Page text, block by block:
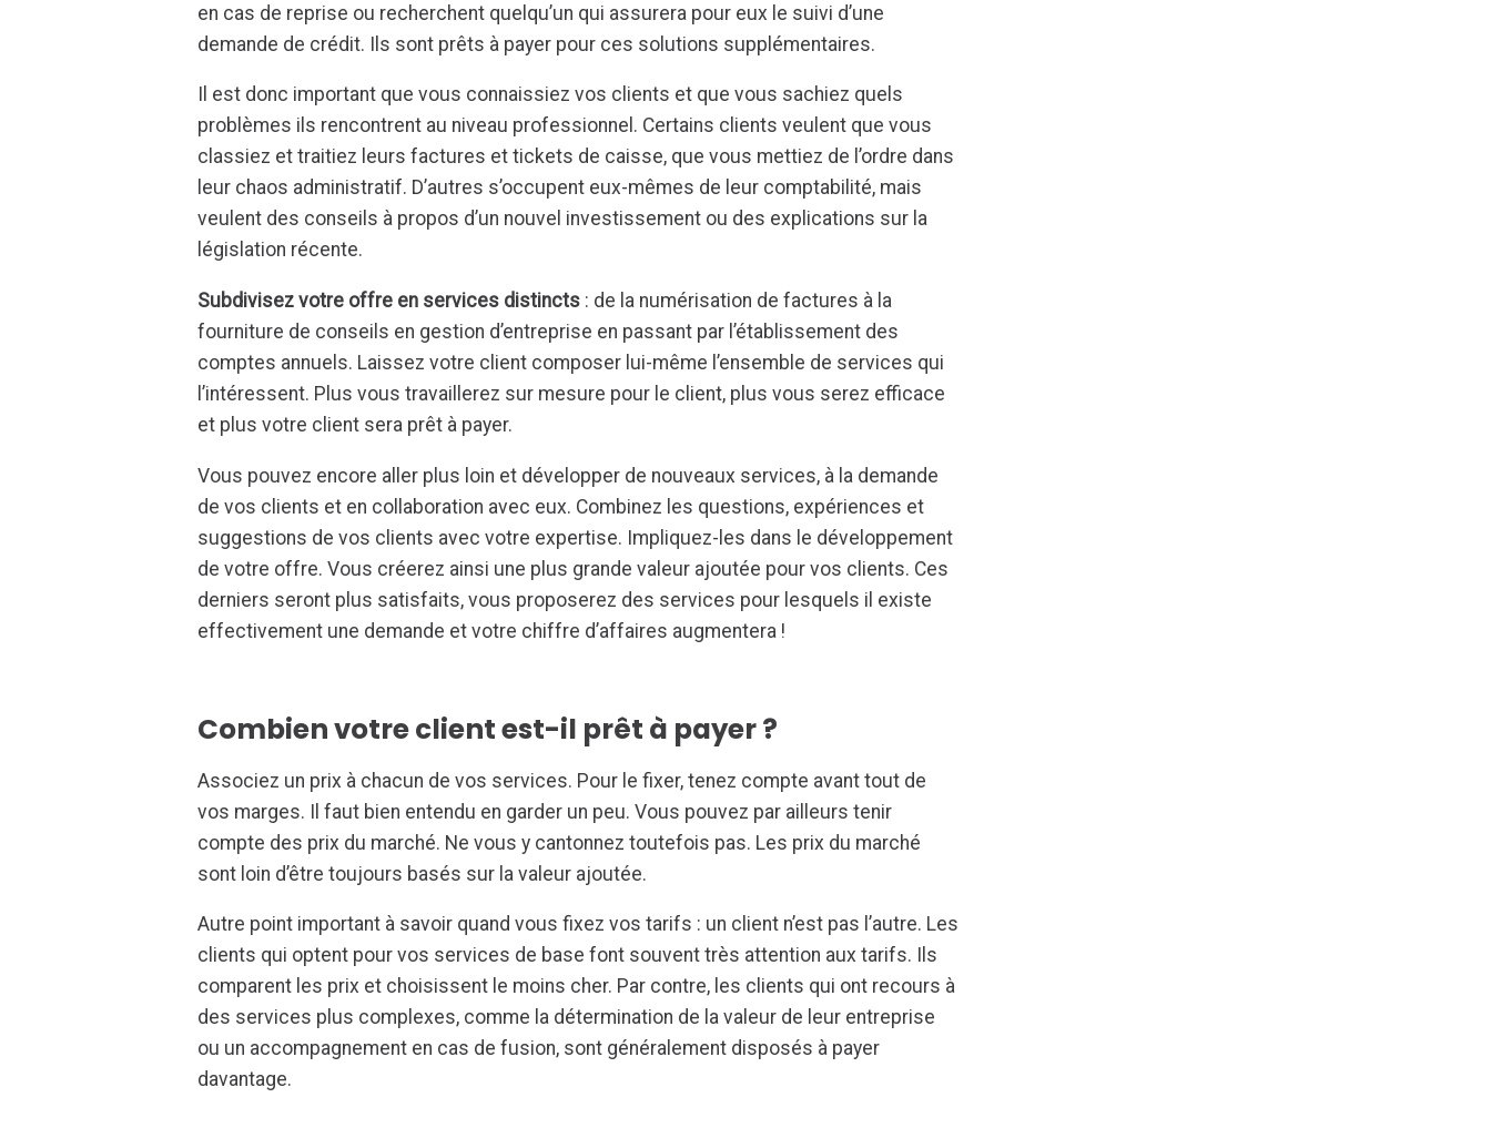
en cas de reprise ou recherchent quelqu’un qui assurera pour eux le suivi d’une
demande de crédit. Ils sont prêts à payer pour ces solutions supplémentaires.
Il est donc important que vous connaissiez vos clients et que vous sachiez quels
problèmes ils rencontrent au niveau professionnel. Certains clients veulent que vous
classiez et traitiez leurs factures et tickets de caisse, que vous mettiez de l’ordre dans
leur chaos administratif. D’autres s’occupent eux-mêmes de leur comptabilité, mais
veulent des conseils à propos d’un nouvel investissement ou des explications sur la
législation récente.
Subdivisez votre offre en services distincts : de la numérisation de factures à la
fourniture de conseils en gestion d’entreprise en passant par l’établissement des
comptes annuels. Laissez votre client composer lui-même l’ensemble de services qui
l’intéressent. Plus vous travaillerez sur mesure pour le client, plus vous serez efficace
et plus votre client sera prêt à payer.
Vous pouvez encore aller plus loin et développer de nouveaux services, à la demande
de vos clients et en collaboration avec eux. Combinez les questions, expériences et
suggestions de vos clients avec votre expertise. Impliquez-les dans le développement
de votre offre. Vous créerez ainsi une plus grande valeur ajoutée pour vos clients. Ces
derniers seront plus satisfaits, vous proposerez des services pour lesquels il existe
effectivement une demande et votre chiffre d’affaires augmentera !
Combien votre client est-il prêt à payer ?
Associez un prix à chacun de vos services. Pour le fixer, tenez compte avant tout de
vos marges. Il faut bien entendu en garder un peu. Vous pouvez par ailleurs tenir
compte des prix du marché. Ne vous y cantonnez toutefois pas. Les prix du marché
sont loin d’être toujours basés sur la valeur ajoutée.
Autre point important à savoir quand vous fixez vos tarifs : un client n’est pas l’autre. Les
clients qui optent pour vos services de base font souvent très attention aux tarifs. Ils
comparent les prix et choisissent le moins cher. Par contre, les clients qui ont recours à
des services plus complexes, comme la détermination de la valeur de leur entreprise
ou un accompagnement en cas de fusion, sont généralement disposés à payer
davantage.